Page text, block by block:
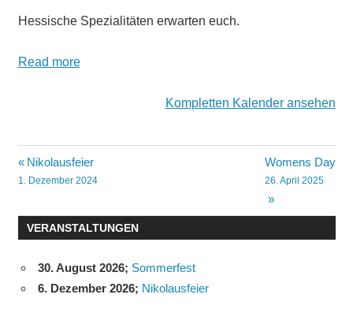
Hessische Spezialitäten erwarten euch.
Read more
Kompletten Kalender ansehen
Beitragsnavigation
Nikolausfeier
1. Dezember 2024
Womens Day
26. April 2025
VERANSTALTUNGEN
30. August 2026; Sommerfest
6. Dezember 2026; Nikolausfeier